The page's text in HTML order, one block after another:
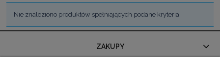
Nie znaleziono produktów spełniających podane kryteria.
ZAKUPY